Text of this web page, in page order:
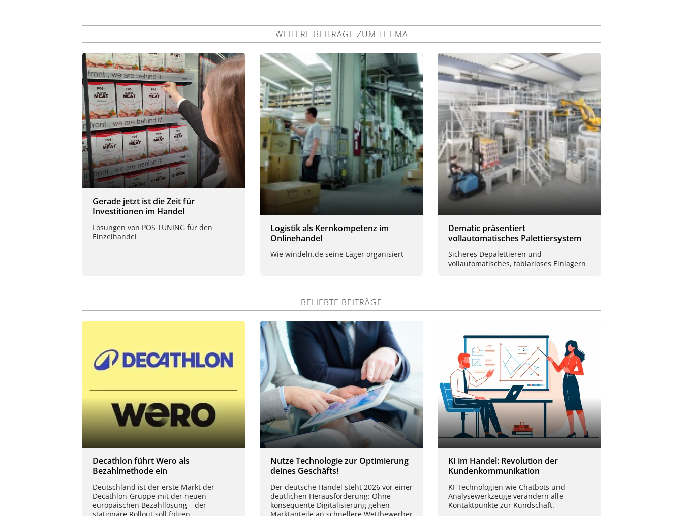
WEITERE BEITRÄGE ZUM THEMA
Gerade jetzt ist die Zeit für
Investitionen im Handel
Lösungen von POS TUNING für den
Einzelhandel
Logistik als Kernkompetenz im
Onlinehandel
Wie windeln.de seine Läger organisiert
Dematic präsentiert
vollautomatisches Palettiersystem
Sicheres Depalettieren und
vollautomatisches, tablarloses Einlagern
BELIEBTE BEITRÄGE
Decathlon führt Wero als
Bezahlmethode ein
Deutschland ist der erste Markt der
Decathlon-Gruppe mit der neuen
europäischen Bezahllösung – der
Nutze Technologie zur Optimierung
deines Geschäfts!
Der deutsche Handel steht 2026 vor einer
deutlichen Herausforderung: Ohne
konsequente Digitalisierung gehen
KI im Handel: Revolution der
Kundenkommunikation
KI-Technologien wie Chatbots und
Analysewerkzeuge verändern alle
Kontaktpunkte zur Kundschaft.